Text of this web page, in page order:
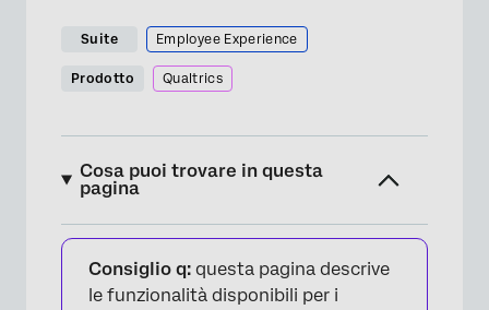
Suite Employee Experience
Prodotto Qualtrics
Cosa puoi trovare in questa
pagina
Informazioni sui Widget
Aggiungere Widget
Consiglio q: questa pagina descrive
le funzionalità disponibili per i